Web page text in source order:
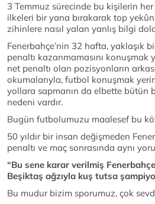
3 Temmuz sürecinde bu kişilerin
ilkeleri bir yana bırakarak top
zihinlere nasıl yalan yanlış bilgi
Fenerbahçe’nin 32 hafta, yaklaşık
penaltı kazanmamasını konuşmak
net penaltı olan pozisyonların
okumalarıyla, futbol konuşmak
yollara sapmanın da elbette bütün
nedeni vardır.
Bugün futbolumuzu maalesef bu
50 yıldır bir insan değişmeden
penaltı ve maç sonrasında aynı
“Bu sene karar verilmiş
Beşiktaş ağzıyla kuş tutsa
Bu mudur bizim sporumuz, çok